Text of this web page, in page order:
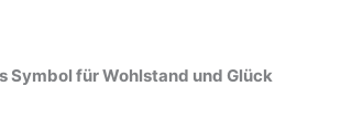
Symbol für Wohlstand und Glück